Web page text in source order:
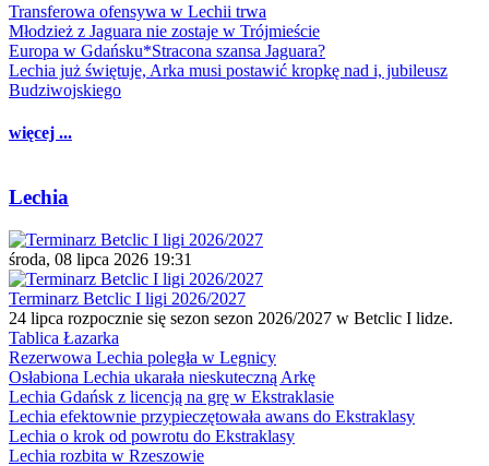
Transferowa ofensywa w Lechii trwa
Młodzież z Jaguara nie zostaje w Trójmieście
Europa w Gdańsku*Stracona szansa Jaguara?
Lechia już świętuje, Arka musi postawić kropkę nad i, jubileusz
Budziwojskiego
więcej ...
Lechia
środa, 08 lipca 2026 19:31
Terminarz Betclic I ligi 2026/2027
24 lipca rozpocznie się sezon sezon 2026/2027 w Betclic I lidze.
Tablica Łazarka
Rezerwowa Lechia poległa w Legnicy
Osłabiona Lechia ukarała nieskuteczną Arkę
Lechia Gdańsk z licencją na grę w Ekstraklasie
Lechia efektownie przypieczętowała awans do Ekstraklasy
Lechia o krok od powrotu do Ekstraklasy
Lechia rozbita w Rzeszowie